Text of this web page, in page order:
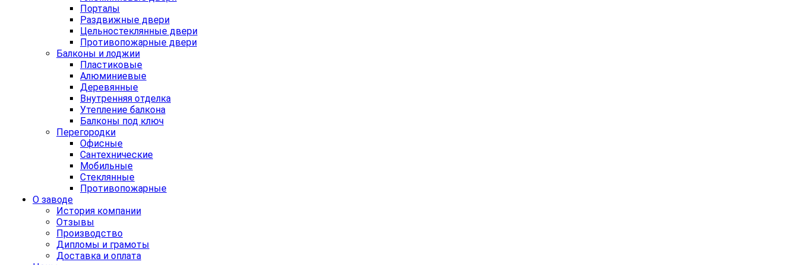
Порталы
Раздвижные двери
Цельностеклянные двери
Противопожарные двери
Балконы и лоджии
Пластиковые
Алюминиевые
Деревянные
Внутренняя отделка
Утепление балкона
Балконы под ключ
Перегородки
Офисные
Сантехнические
Мобильные
Стеклянные
Противопожарные
О заводе
История компании
Отзывы
Производство
Дипломы и грамоты
Доставка и оплата